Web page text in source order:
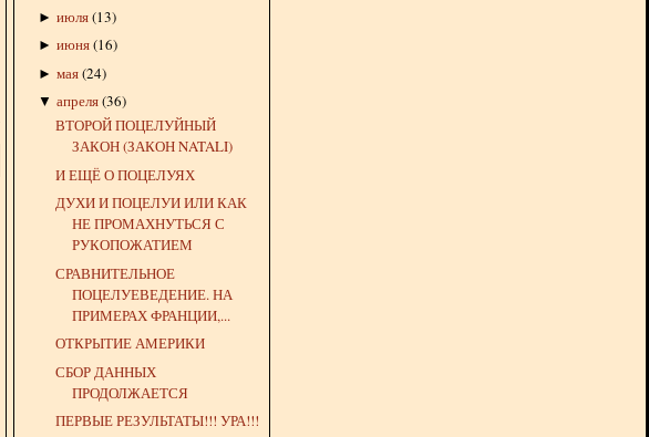
► июля(13)
► июня(16)
► мая(24)
▼ апреля(36)
ВТОРОЙ ПОЦЕЛУЙНЫЙ
ЗАКОН (ЗАКОН NATALI)
И ЕЩЁ О ПОЦЕЛУЯХ
ДУХИ И ПОЦЕЛУИ ИЛИ КАК
НЕ ПРОМАХНУТЬСЯ С
РУКОПОЖАТИЕМ
СРАВНИТЕЛЬНОЕ
ПОЦЕЛУЕВЕДЕНИЕ. НА
ПРИМЕРАХ ФРАНЦИИ,...
ОТКРЫТИЕ АМЕРИКИ
СБОР ДАННЫХ
ПРОДОЛЖАЕТСЯ
ПЕРВЫЕ РЕЗУЛЬТАТЫ!!! УРА!!!